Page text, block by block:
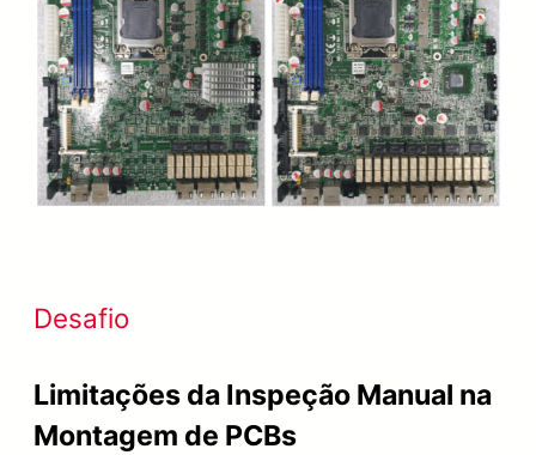
Desafio
Limitações da Inspeção Manual na
Montagem de PCBs